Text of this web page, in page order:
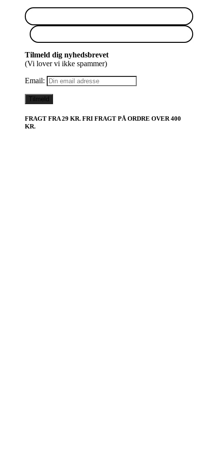
Tilmeld dig nyhedsbrevet
(Vi lover vi ikke spammer)
Email:
FRAGT FRA 29 KR. FRI FRAGT PÅ ORDRE OVER 400
KR.